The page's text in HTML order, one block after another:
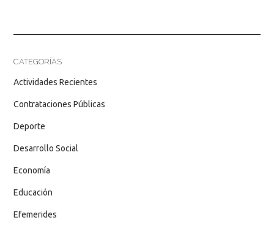
CATEGORÍAS
Actividades Recientes
Contrataciones Públicas
Deporte
Desarrollo Social
Economía
Educación
Efemerides